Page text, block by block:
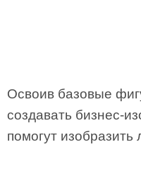
Освоив базовые
создавать бизнес-
помогут